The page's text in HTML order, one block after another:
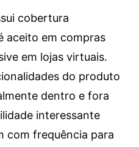
cobertura
aceito em compras
em lojas virtuais.
do produto
dentro e fora
interessante
com frequência para